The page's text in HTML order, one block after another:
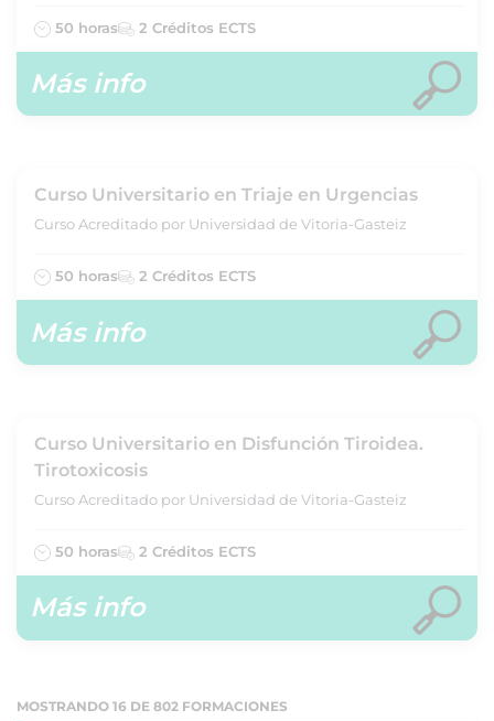
50 horas 2 Créditos ECTS
Más info
Curso Universitario en Triaje en Urgencias
Curso Acreditado por Universidad de Vitoria-Gasteiz
50 horas 2 Créditos ECTS
Más info
Curso Universitario en Disfunción Tiroidea.
Tirotoxicosis
Curso Acreditado por Universidad de Vitoria-Gasteiz
50 horas 2 Créditos ECTS
Más info
MOSTRANDO 16 DE 802 FORMACIONES